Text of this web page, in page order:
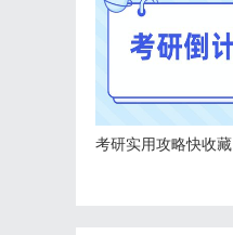
考研实用攻略快收藏